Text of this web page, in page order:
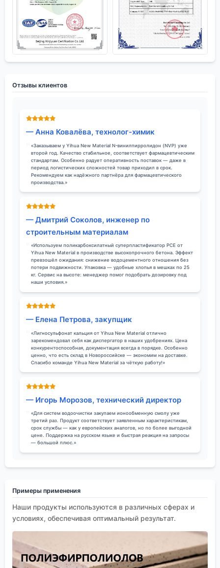
Отзывы клиентов
— Анна Ковалёва, технолог-химик
«Заказываем у Yihua New Material N-винилпирролидон (NVP) уже
второй год. Качество стабильное, соответствует фармацевтическим
стандартам. Особенно радует оперативность поставок — даже в
период логистических сложностей товар приходил в срок.
Рекомендуем как надёжного партнёра для фармацевтического
производства.»
— Дмитрий Соколов, инженер по
строительным материалам
«Используем поликарбоксилатный суперпластификатор PCE от
Yihua New Material в производстве высокопрочного бетона. Эффект
превзошёл ожидания: снижение водоцементного отношения без
потери подвижности. Упаковка — удобные хлопья в мешках по 25
кг. Сервис на высоте: менеджер помог подобрать дозировку под
наши условия.»
— Елена Петрова, закупщик
«Лигносульфонат кальция от Yihua New Material отлично
зарекомендовал себя как диспергатор в наших удобрениях. Цена
конкурентоспособная, документация всегда в порядке. Особенно
ценно, что есть склад в Новороссийске — экономим на доставке.
Спасибо команде Yihua New Material за чёткую работу!»
— Игорь Морозов, технический директор
«Для систем водоочистки закупаем ионообменную смолу уже
третий раз. Продукт соответствует заявленным характеристикам,
срок службы — как у европейских аналогов, но по более выгодной
цене. Поддержка на русском языке и быстрая реакция на запросы
— большой плюс.»
Примеры применения
Наши продукты используются в различных сферах и
условиях, обеспечивая оптимальный результат.